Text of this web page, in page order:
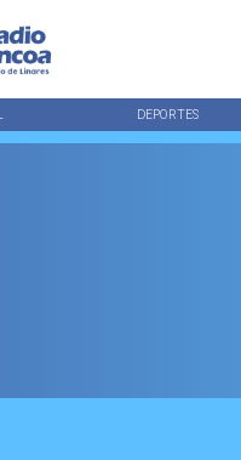
DEPORTES